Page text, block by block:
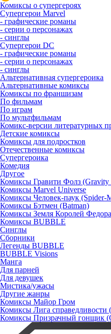
Комиксы о супергероях
Супергерои Marvel
- графические романы
- серии о персонажах
- синглы
Супергерои DC
- графические романы
- серии о персонажах
- синглы
Альтернативная супергероика
Альтернативные комиксы
Комиксы по франшизам
По фильмам
По играм
По мультфильмам
Комикс-версии литературных
Детские комиксы
Комиксы для подростков
Отечественные комиксы
Супергероика
Комедия
Другое
Комиксы Гравити Фолз (Gravity
Комиксы Marvel Universe
Комиксы Человек-паук (Spider-
Комиксы Бэтмен (Batman)
Комиксы Земля Королей
Комиксы BUBBLE
Синглы
Сборники
Легенды BUBBLE
BUBBLE Visions
Манга
Для парней
Для девушек
Мистика/ужасы
Другие жанры
Комиксы Майор Гром
Комиксы Лига справедливости
Комиксы Призрачный гонщик